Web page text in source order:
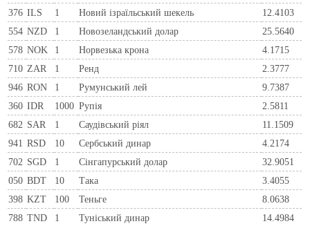
376 ILS 1 Новий ізраїльський шекель
12.4103
554 NZD 1 Новозеландський долар
25.5640
578 NOK 1 Норвезька крона
4.1715
710 ZAR 1 Ренд
2.3777
946 RON 1 Румунський лей
9.7387
360 IDR 1000 Рупія
2.5811
682 SAR 1 Саудівський ріял
11.1509
941 RSD 10 Сербський динар
4.2174
702 SGD 1 Сінгапурський долар
32.9051
050 BDT 10 Така
3.4055
398 KZT 100 Теньге
8.0638
788 TND 1 Туніський динар 14.4984